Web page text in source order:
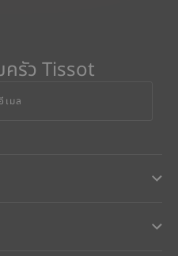
ครัว Tissot
เมล